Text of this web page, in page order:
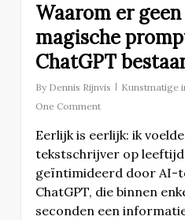
Waarom er geen
magische
ChatGPT
By Dennis Rijnvis
Kunstmatige
One Comment
Eerlijk is eerlijk: ik
tekstschrijver op
geïntimideerd door AI-
ChatGPT, die binnen
seconden een